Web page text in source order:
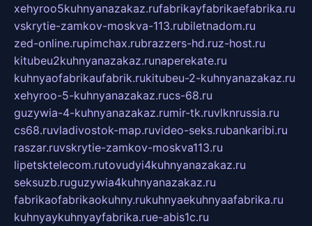
xehyroo5kuhnyanazakaz.rufabrikayfabrikaefabrika.ru
vskrytie-zamkov-moskva-113.rubiletnadom.ru
zed-online.rupimchax.rubrazzers-hd.ruz-host.ru
kitubeu2kuhnyanazakaz.runaperekate.ru
kuhnyaofabrikaufabrik.rukitubeu-2-kuhnyanazakaz.ru
xehyroo-5-kuhnyanazakaz.rucs-68.ru
guzywia-4-kuhnyanazakaz.rumir-tk.ruvlknrussia.ru
cs68.ruvladivostok-map.ruvideo-seks.rubankaribi.ru
raszar.ruvskrytie-zamkov-moskva113.ru
lipetsktelecom.rutovudyi4kuhnyanazakaz.ru
seksuzb.ruguzywia4kuhnyanazakaz.ru
fabrikaofabrikaokuhny.rukuhnyaekuhnyaafabrika.ru
kuhnyaykuhnyayfabrika.rue-abis1c.ru